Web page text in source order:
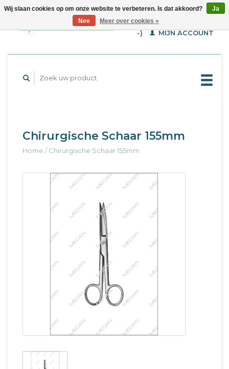
WINKELWAGEN (€--,-
-)
MIJN ACCOUNT
Chirurgische Schaar 155mm
Home /Chirurgische Schaar 155mm
Wij slaan cookies op om onze website te verbeteren. Is dat akkoord?
Ja
Nee
Meer over cookies »